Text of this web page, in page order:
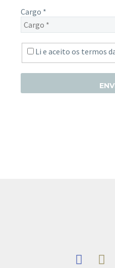
Cargo *
Li e aceito os termos